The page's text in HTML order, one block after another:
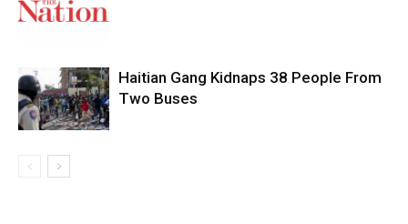
Haitian Gang Kidnaps 38 People From
Two Buses